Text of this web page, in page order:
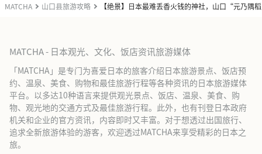
MATCHA 山口县旅游攻略 【绝景】日本最难丢香火钱的神社，山口“元乃隅
MATCHA - 日本观光、文化、饭店资讯旅游媒体
「MATCHA」是专门为喜爱日本的旅客介绍日本旅游景点、饭店预
约、温泉、美食、购物和最佳旅游行程等各种资讯的日本旅游媒体
平台。以多达10种语言来提供观光景点、饭店、温泉、美食、购
物、观光地的交通方式及最佳旅游行程。此外，也有刊登日本政府
机关和企业的官方资讯，内容即时又丰富。对于想透过出国旅行、
追求全新旅游体验的游客，欢迎透过MATCHA来享受精彩的日本之
旅。